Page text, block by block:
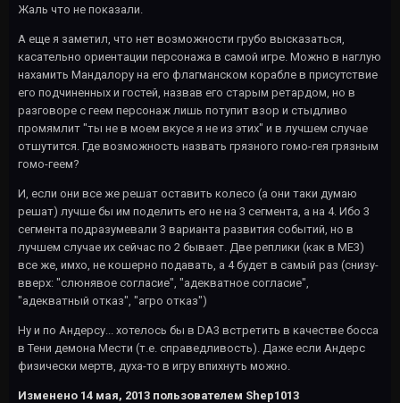
Жаль что не показали.
А еще я заметил, что нет возможности грубо высказаться,
касательно ориентации персонажа в самой игре. Можно в наглую
нахамить Мандалору на его флагманском корабле в присутствие
его подчиненных и гостей, назвав его старым ретардом, но в
разговоре с геем персонаж лишь потупит взор и стыдливо
промямлит "ты не в моем вкусе я не из этих" и в лучшем случае
отшутится. Где возможность назвать грязного гомо-гея грязным
гомо-геем?
И, если они все же решат оставить колесо (а они таки думаю
решат) лучше бы им поделить его не на 3 сегмента, а на 4. Ибо 3
сегмента подразумевали 3 варианта развития событий, но в
лучшем случае их сейчас по 2 бывает. Две реплики (как в МЕ3)
все же, имхо, не кошерно подавать, а 4 будет в самый раз (снизу-
вверх: "слюнявое согласие", "адекватное согласие",
"адекватный отказ", "агро отказ")
Ну и по Андерсу... хотелось бы в DA3 встретить в качестве босса
в Тени демона Мести (т.е. справедливость). Даже если Андерс
физически мертв, духа-то в игру впихнуть можно.
Изменено 14 мая, 2013 пользователем Shep1013